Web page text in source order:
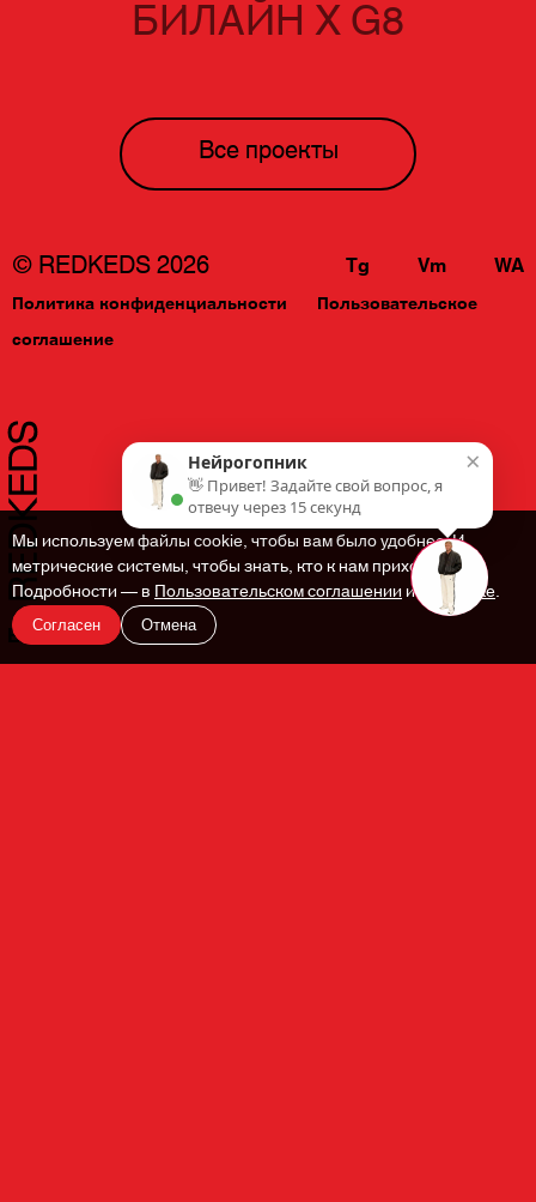
En
БИЛАЙН Х G8
Все проекты
© REDKEDS 2026 Tg Vm WA
Политика конфиденциальности
Пользовательское
соглашение
Мы используем файлы cookie, чтобы вам было удобнее. И
метрические системы, чтобы знать, кто к нам приходит.
Подробности — вПользовательском соглашениии Политике.
Согласен Отмена
×
Нейрогопник
👋 Привет! Задайте свой вопрос, я
отвечу через 15 секунд